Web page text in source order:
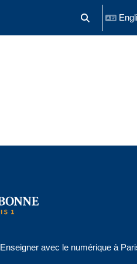
Toggle search
Enseigner avec le numérique à